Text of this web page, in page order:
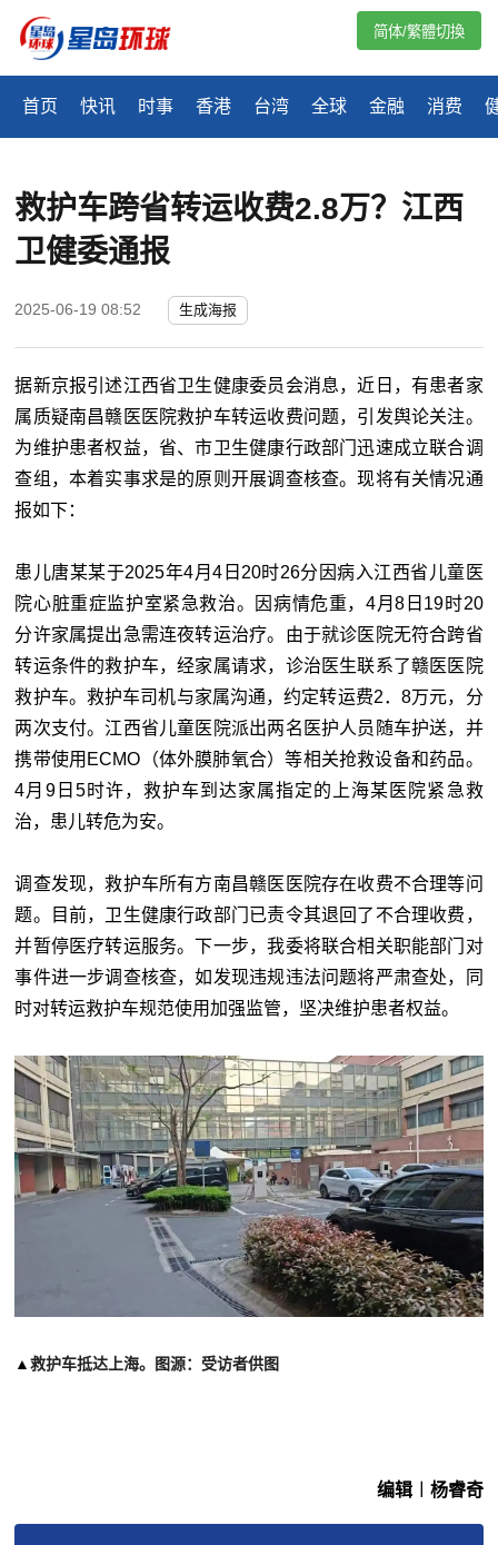
首页 快讯 时事 香港 台湾 全球 金融 消费
简体/繁體切換
救护车跨省转运收费2.8万？江西
卫健委通报
2025-06-19 08:52 生成海报
据新京报引述江西省卫生健康委员会消息，近日，有患者家
属质疑南昌赣医医院救护车转运收费问题，引发舆论关注。
为维护患者权益，省、市卫生健康行政部门迅速成立联合调
查组，本着实事求是的原则开展调查核查。现将有关情况通
报如下：
患儿唐某某于2025年4月4日20时26分因病入江西省儿童医
院心脏重症监护室紧急救治。因病情危重，4月8日19时20
分许家属提出急需连夜转运治疗。由于就诊医院无符合跨省
转运条件的救护车，经家属请求，诊治医生联系了赣医医院
救护车。救护车司机与家属沟通，约定转运费2．8万元，分
两次支付。江西省儿童医院派出两名医护人员随车护送，并
携带使用ECMO（体外膜肺氧合）等相关抢救设备和药品。
4月9日5时许，救护车到达家属指定的上海某医院紧急救
治，患儿转危为安。
调查发现，救护车所有方南昌赣医医院存在收费不合理等问
题。目前，卫生健康行政部门已责令其退回了不合理收费，
并暂停医疗转运服务。下一步，我委将联合相关职能部门对
事件进一步调查核查，如发现违规违法问题将严肃查处，同
时对转运救护车规范使用加强监管，坚决维护患者权益。
▲救护车抵达上海。图源：受访者供图
编辑︱杨睿奇